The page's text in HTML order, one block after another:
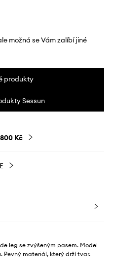
možná se Vám zalíbí jiné
produkty
Sessun
Kč
leg se zvýšeným pasem. Model
Pevný materiál, který drží tvar.